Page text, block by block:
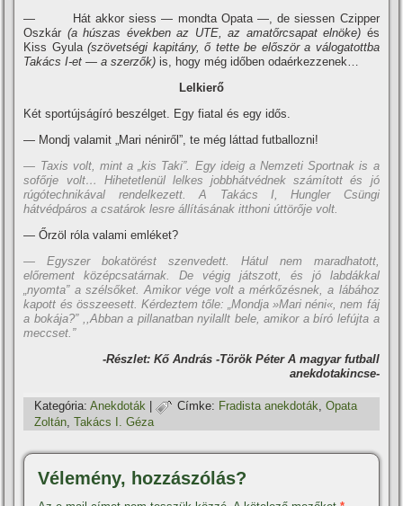
— Hát akkor siess — mondta Opata —, de siessen Czipper
Oszkár (a húszas években az UTE, az amatőrcsapat elnöke) és
Kiss Gyula(szövetségi kapitány, ő tette be először a válogatottba
Takács I-et — a szerzők) is, hogy még időben odaérkezzenek…
Lelkierő
Két sportújságí­ró beszélget. Egy fiatal és egy idős.
— Mondj valamit „Mari néniről”, te még láttad futballozni!
— Taxis volt, mint a „kis Taki”. Egy ideig a Nemzeti Sportnak is a
sofőrje volt… Hihetetlenül lelkes jobbhátvédnek számí­tott és jó
rúgótechnikával rendelkezett. A Takács I, Hungler Csüngi
hátvédpáros a csatárok lesre állí­tásának itthoni úttörője volt.
— Őrzöl róla valami emléket?
— Egyszer bokatörést szenvedett. Hátul nem maradhatott,
előrement középcsatárnak. De végig játszott, és jó labdákkal
„nyomta” a szélsőket. Amikor vége volt a mérkőzésnek, a lábához
kapott és összeesett. Kérdeztem tőle: „Mondja »Mari néni«, nem fáj
a bokája?” ,,Abban a pillanatban nyilallt bele, amikor a bí­ró lefújta a
meccset.”
-Részlet: Kő András -Török Péter A magyar futball
anekdotakincse-
Kategória: Anekdoták | Címke: Fradista anekdoták,Opata
Zoltán,Takács I. Géza
Vélemény, hozzászólás?